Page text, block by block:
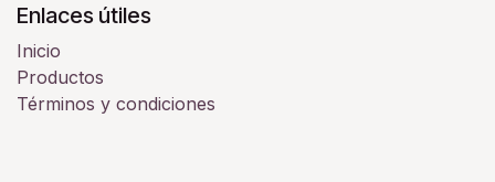
Enlaces útiles
Inicio
Productos
Términos y condiciones